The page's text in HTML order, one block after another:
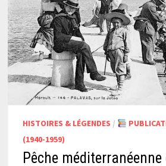
HISTOIRES & LÉGENDES /
(1940-1959)
Pêche méditerranéenne